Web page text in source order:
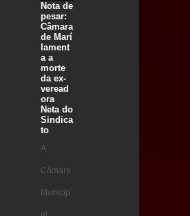
Nota de
pesar:
Câmara
de Marí
lament
a a
morte
da ex-
veread
ora
Neta do
Sindica
to
A
Câmara
Municip